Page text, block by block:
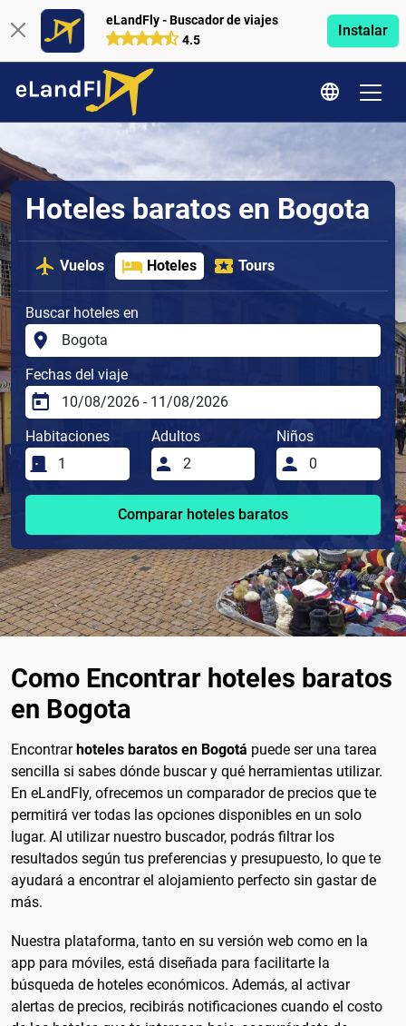
eLandFly - Buscador de viajes
4.5
Instalar
Hoteles baratos en Bogota
Vuelos Hoteles Tours
Buscar hoteles en
Fechas del viaje
Habitaciones Adultos Niños
Comparar hoteles baratos
Como Encontrar hoteles baratos
en Bogota
Encontrar hoteles baratos en Bogotá puede ser una tarea
sencilla si sabes dónde buscar y qué herramientas utilizar.
En eLandFly, ofrecemos un comparador de precios que te
permitirá ver todas las opciones disponibles en un solo
lugar. Al utilizar nuestro buscador, podrás filtrar los
resultados según tus preferencias y presupuesto, lo que te
ayudará a encontrar el alojamiento perfecto sin gastar de
más.
Nuestra plataforma, tanto en su versión web como en la
app para móviles, está diseñada para facilitarte la
búsqueda de hoteles económicos. Además, al activar
alertas de precios, recibirás notificaciones cuando el costo